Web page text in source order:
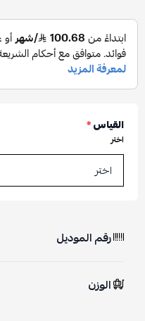
القياس*
اختر
رقم الموديل
الوزن